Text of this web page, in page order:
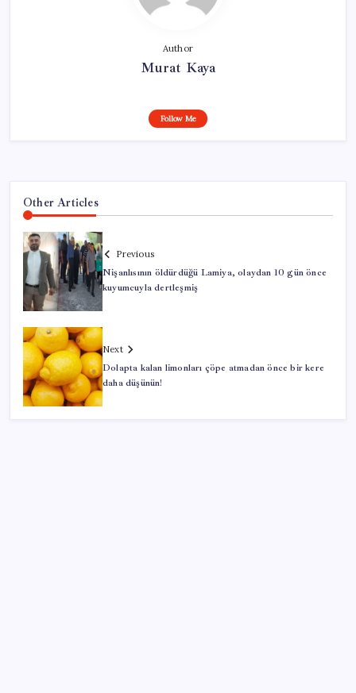
Author
Murat Kaya
Follow Me
Other Articles
Previous
Nişanlısının öldürdüğü Lamiya, olaydan 10 gün önce
kuyumcuyla dertleşmiş
Next
Dolapta kalan limonları çöpe atmadan önce bir kere
daha düşünün!